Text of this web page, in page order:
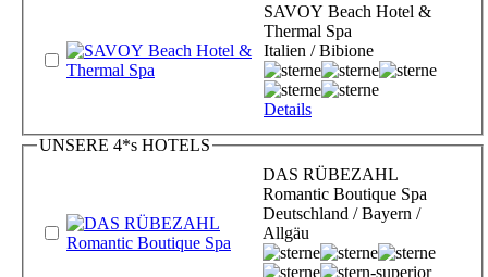
SAVOY Beach Hotel &
Thermal Spa
Italien / Bibione
Details
UNSERE 4*s HOTELS
DAS RÜBEZAHL
Romantic Boutique Spa
Deutschland / Bayern /
Allgäu